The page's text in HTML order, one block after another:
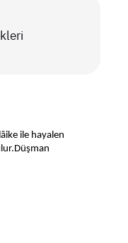
ile hayalen
Düşman